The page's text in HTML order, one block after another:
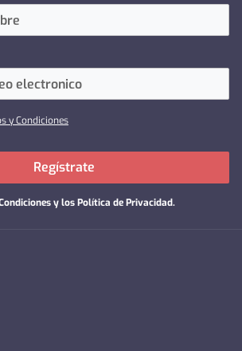
y Condiciones
y los Política de Privacidad.
Regístrate